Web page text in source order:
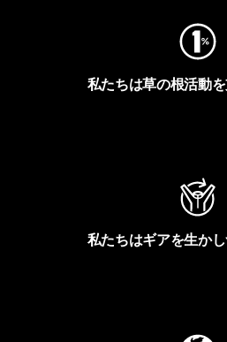
私たちは草の根活動を
私たちはギアを生かし